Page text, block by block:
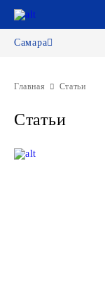
Самара
Главная Статьи
Статьи